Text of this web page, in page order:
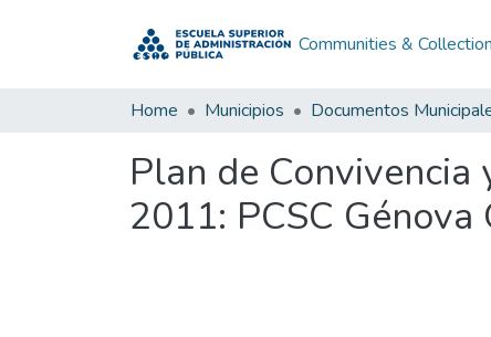
Communities &
Home Municipios Documentos
Plan de
2011: PCSC